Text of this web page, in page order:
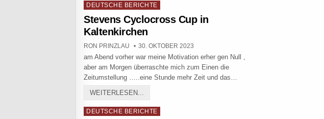
Posted in
DEUTSCHE BERICHTE
Stevens Cyclocross Cup in
Kaltenkirchen
AUTHOR:
RON PRINZLAU PUBLISHED DATE:
30. OKTOBER 2023
am Abend vorher war meine Motivation erher gen Null ,
aber am Morgen überraschte mich zum Einen die
Zeitumstellung …..eine Stunde mehr Zeit und das…
WEITERLESEN...
Posted in
DEUTSCHE BERICHTE